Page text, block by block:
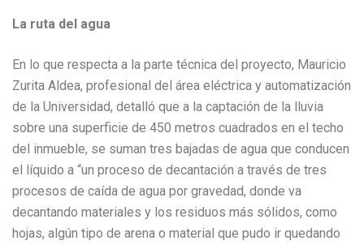
La ruta del agua
En lo que respecta a la parte técnica del proyecto, Mauricio
Zurita Aldea, profesional del área eléctrica y automatización
de la Universidad, detalló que a la captación de la lluvia
sobre una superficie de 450 metros cuadrados en el techo
del inmueble, se suman tres bajadas de agua que conducen
el líquido a “un proceso de decantación a través de tres
procesos de caída de agua por gravedad, donde va
decantando materiales y los residuos más sólidos, como
hojas, algún tipo de arena o material que pudo ir quedando